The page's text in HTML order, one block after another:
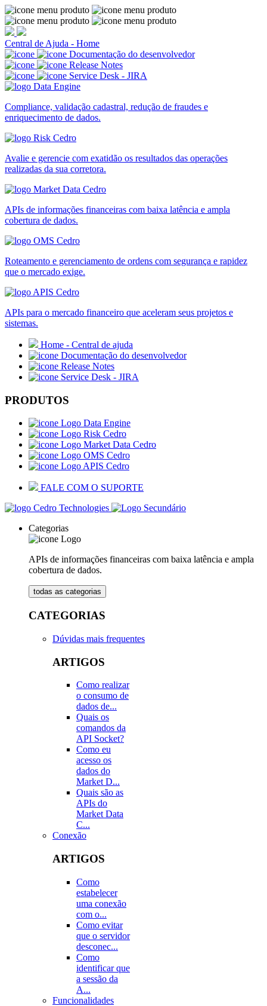
Central de Ajuda - Home
Documentação do desenvolvedor
Release Notes
Service Desk - JIRA
Compliance, validação cadastral, redução de fraudes e
enriquecimento de dados.
Avalie e gerencie com exatidão os resultados das operações
realizadas da sua corretora.
APIs de informações financeiras com baixa latência e ampla
cobertura de dados.
Roteamento e gerenciamento de ordens com segurança e rapidez
que o mercado exige.
APIs para o mercado financeiro que aceleram seus projetos e
sistemas.
Home - Central de ajuda
Documentação do desenvolvedor
Release Notes
Service Desk - JIRA
PRODUTOS
Data Engine
Risk Cedro
Market Data Cedro
OMS Cedro
APIS Cedro
FALE COM O SUPORTE
Categorias
APIs de informações financeiras com baixa latência e ampla
cobertura de dados.
todas as categorias
CATEGORIAS
Dúvidas mais frequentes
ARTIGOS
Como realizar
o consumo de
dados de...
Quais os
comandos da
API Socket?
Como eu
acesso os
dados do
Market D...
Quais são as
APIs do
Market Data
C...
Conexão
ARTIGOS
Como
estabelecer
uma conexão
com o...
Como evitar
que o servidor
desconec...
Como
identificar que
a sessão da
A...
Funcionalidades